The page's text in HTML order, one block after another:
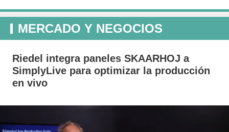
MERCADO Y NEGOCIOS
Riedel integra paneles SKAARHOJ a
SimplyLive para optimizar la producción
en vivo